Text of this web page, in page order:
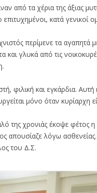
από τα χέρια της άξιας
κατά
περίμενε τα αγαπητά
γλυκά από τις
φιλική και εγκάρδια.
μόνο όταν κυρίαρχη
της χρονιάς έκοψε φέτος
απουσίαζε λόγω
του Δ.Σ.